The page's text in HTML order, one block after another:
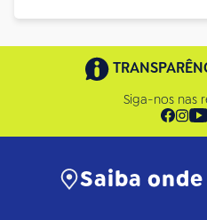
Siga-nos nas
Saiba onde